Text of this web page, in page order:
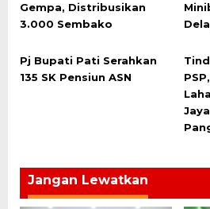
Gempa, Distribusikan
3.000 Sembako
Pj Bupati Pati Serahkan
135 SK Pensiun ASN
Jangan Lewatkan